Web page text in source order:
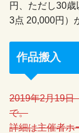
円、ただし30
3点 20,000円）
作品搬入
2019年2月19日
で。
詳細は主催者ホ